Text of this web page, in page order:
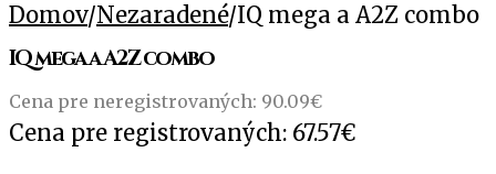
Domov/Nezaradené/IQ mega a A2Z combo
IQ mega a A2Z combo
Cena pre neregistrovaných: 90.09€
Cena pre registrovaných: 67.57€